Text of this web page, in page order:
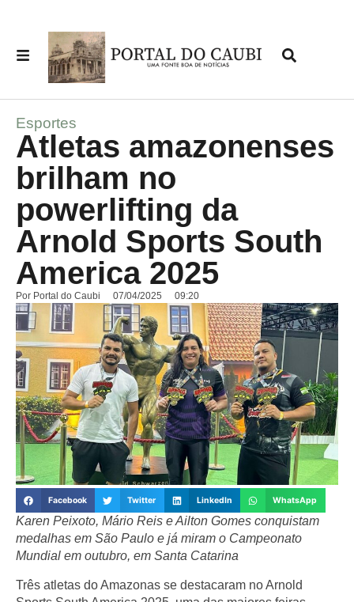
Esportes
Atletas amazonenses
brilham no
powerlifting da
Arnold Sports South
America 2025
Por Portal do Caubi 07/04/2025 09:20
Facebook Twitter LinkedIn WhatsApp
Karen Peixoto, Mário Reis e Ailton Gomes conquistam
medalhas em São Paulo e já miram o Campeonato
Mundial em outubro, em Santa Catarina
Três atletas do Amazonas se destacaram no Arnold